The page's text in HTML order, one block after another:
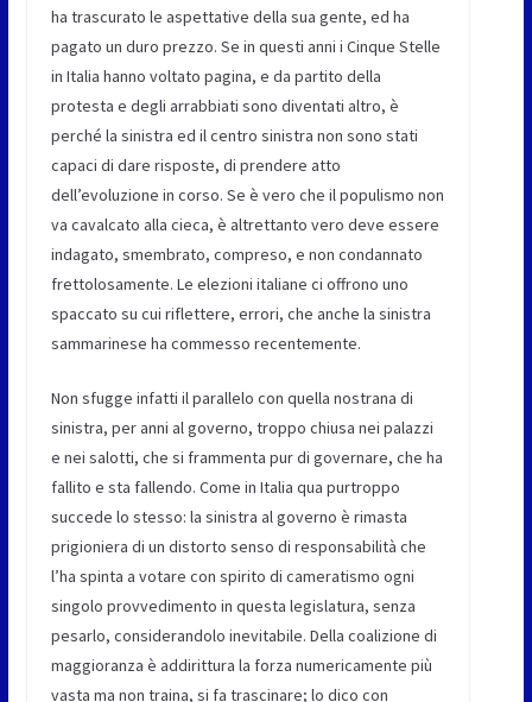
ha trascurato le aspettative della sua gente, ed ha
pagato un duro prezzo. Se in questi anni i Cinque Stelle
in Italia hanno voltato pagina, e da partito della
protesta e degli arrabbiati sono diventati altro, è
perché la sinistra ed il centro sinistra non sono stati
capaci di dare risposte, di prendere atto
dell’evoluzione in corso. Se è vero che il populismo non
va cavalcato alla cieca, è altrettanto vero deve essere
indagato, smembrato, compreso, e non condannato
frettolosamente. Le elezioni italiane ci offrono uno
spaccato su cui riflettere, errori, che anche la sinistra
sammarinese ha commesso recentemente.
Non sfugge infatti il parallelo con quella nostrana di
sinistra, per anni al governo, troppo chiusa nei palazzi
e nei salotti, che si frammenta pur di governare, che ha
fallito e sta fallendo. Come in Italia qua purtroppo
succede lo stesso: la sinistra al governo è rimasta
prigioniera di un distorto senso di responsabilità che
l’ha spinta a votare con spirito di cameratismo ogni
singolo provvedimento in questa legislatura, senza
pesarlo, considerandolo inevitabile. Della coalizione di
maggioranza è addirittura la forza numericamente più
vasta ma non traina, si fa trascinare; lo dico con